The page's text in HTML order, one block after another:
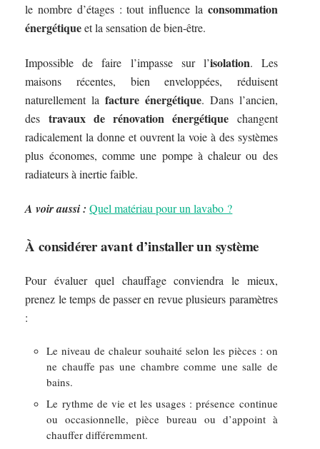
le nombre d’étages : tout influence la consommation
énergétiqueet la sensation de bien-être.
Impossible de faire l’impasse sur l’isolation. Les
maisons récentes, bien enveloppées, réduisent
naturellement lafacture énergétique. Dans l’ancien,
des travaux de rénovation énergétique changent
radicalement la donne et ouvrent la voie à des systèmes
plus économes, comme une pompe à chaleur ou des
radiateurs à inertie faible.
A voir aussi : Quel matériau pour un lavabo ?
À considérer avant d’installer un système
Pour évaluer quel chauffage conviendra le mieux,
prenez le temps de passer en revue plusieurs paramètres
:
Le niveau de chaleur souhaité selon les pièces : on
ne chauffe pas une chambre comme une salle de
bains.
Le rythme de vie et les usages : présence continue
ou occasionnelle, pièce bureau ou d’appoint à
chauffer différemment.